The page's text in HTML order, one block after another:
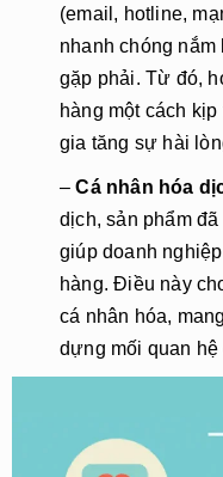
(email, hotline,
nhanh chóng nắm
gặp phải. Từ đó,
hàng một cách
gia tăng sự hài
–Cá nhân hóa
dịch, sản phẩm
giúp doanh
hàng. Điều này
cá nhân hóa,
dựng mối quan